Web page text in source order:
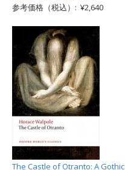
参考価格（税込）: ¥2,640
The Castle of Otranto: A Gothic